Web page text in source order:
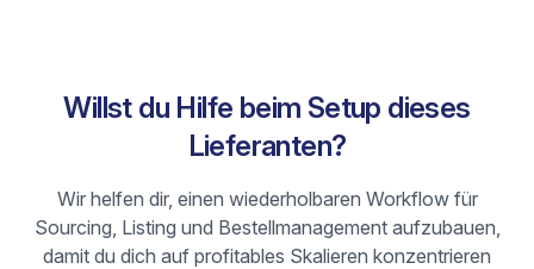
Willst du Hilfe beim Setup dieses
Lieferanten?
Wir helfen dir, einen wiederholbaren Workflow für
Sourcing, Listing und Bestellmanagement aufzubauen,
damit du dich auf profitables Skalieren konzentrieren